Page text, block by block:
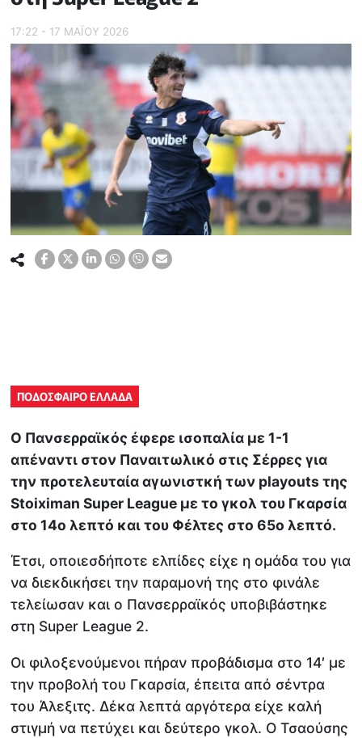
17:22 - 17 ΜΑΪ́ΟΥ 2026
ΠΟΔΟΣΦΑΙΡΟ ΕΛΛΑΔΑ
Ο Πανσερραϊκός έφερε ισοπαλία με 1-1
απέναντι στον Παναιτωλικό στις Σέρρες για
την προτελευταία αγωνιστκή των playouts της
Stoiximan Super League με το γκολ του Γκαρσία
στο 14ο λεπτό και του Φέλτες στο 65ο λεπτό.
Έτσι, οποιεσδήποτε ελπίδες είχε η ομάδα του για
να διεκδικήσει την παραμονή της στο φινάλε
τελείωσαν και ο Πανσερραϊκός υποβιβάστηκε
στη Super League 2.
Οι φιλοξενούμενοι πήραν προβάδισμα στο 14′ με
την προβολή του Γκαρσία, έπειτα από σέντρα
του Άλεξιτς. Δέκα λεπτά αργότερα είχε καλή
στιγμή να πετύχει και δεύτερο γκολ. Ο Τσαούσης